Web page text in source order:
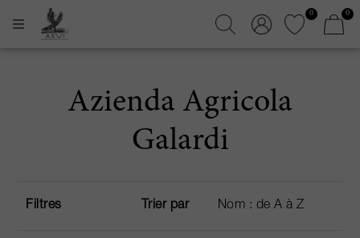
0 0
Azienda Agricola
Galardi
Filtres Trier par